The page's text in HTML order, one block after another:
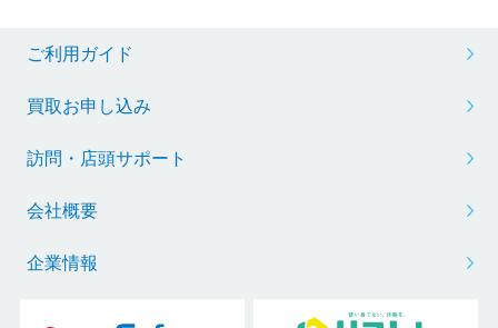
ご利用ガイド
買取お申し込み
訪問・店頭サポート
会社概要
企業情報